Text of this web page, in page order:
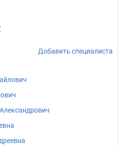
Добавить специалиста